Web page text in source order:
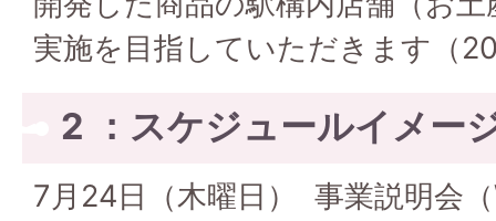
実施を目指していただきます（
2 ：スケジュールイメー
7月24日（木曜日） 事業説明会